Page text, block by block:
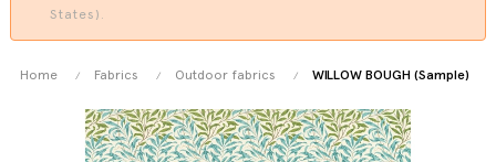
States).
Home Fabrics Outdoor fabrics WILLOW BOUGH (Sample)